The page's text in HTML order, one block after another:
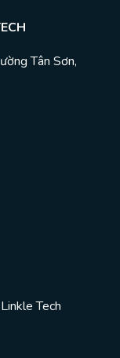
Tân Sơn,
Linkle Tech